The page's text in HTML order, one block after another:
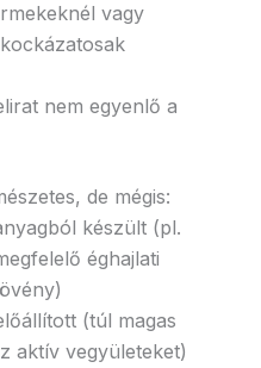
vagy
nem egyenlő a
de mégis:
készült (pl.
éghajlati
(túl magas
aktív vegyületeket)